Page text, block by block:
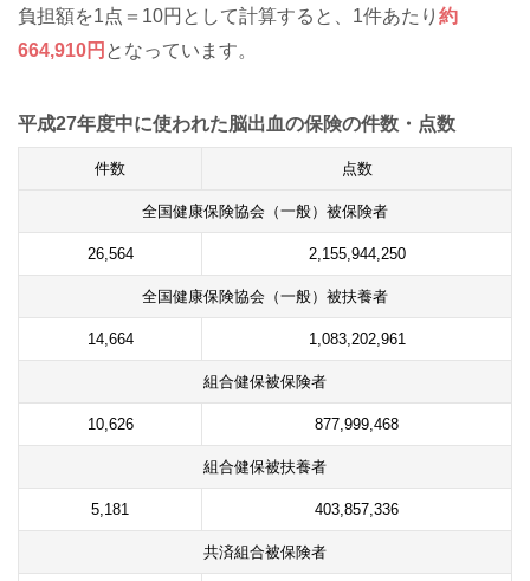
負担額を1点＝10円として計算すると、1件あたり 約
664,910円 となっています。
平成27年度中に使われた脳出血の保険の件数・点数
件数 点数
全国健康保険協会（一般）被保険者
26,564 2,155,944,250
全国健康保険協会（一般）被扶養者
14,664 1,083,202,961
組合健保被保険者
10,626 877,999,468
組合健保被扶養者
5,181 403,857,336
共済組合被保険者